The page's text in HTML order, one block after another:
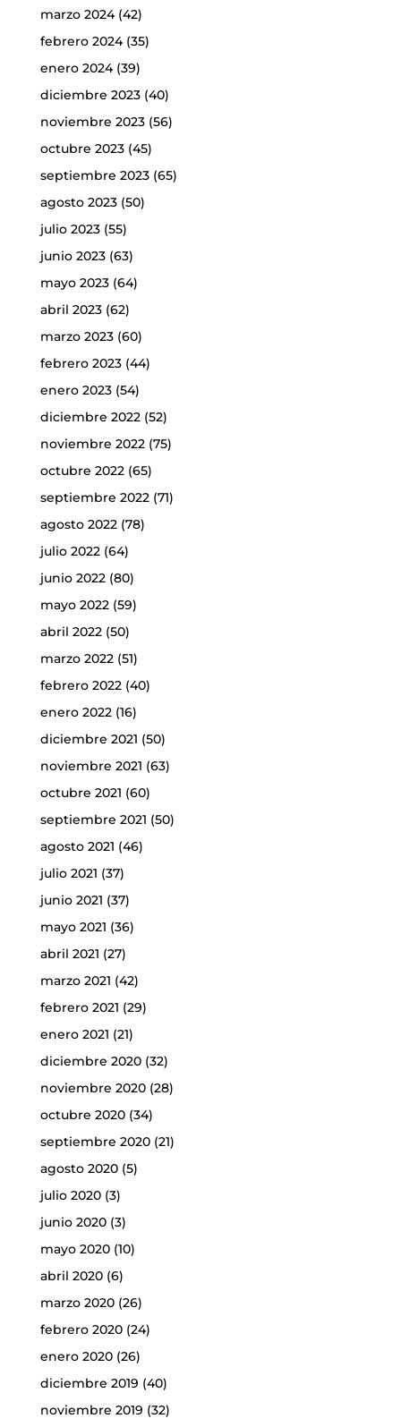
marzo 2024(42)
febrero 2024(35)
enero 2024(39)
diciembre 2023(40)
noviembre 2023(56)
octubre 2023(45)
septiembre 2023(65)
agosto 2023(50)
julio 2023(55)
junio 2023(63)
mayo 2023(64)
abril 2023(62)
marzo 2023(60)
febrero 2023(44)
enero 2023(54)
diciembre 2022(52)
noviembre 2022(75)
octubre 2022(65)
septiembre 2022(71)
agosto 2022(78)
julio 2022(64)
junio 2022(80)
mayo 2022(59)
abril 2022(50)
marzo 2022(51)
febrero 2022(40)
enero 2022(16)
diciembre 2021 (50)
noviembre 2021 (63)
octubre 2021 (60)
septiembre 2021 (50)
agosto 2021 (46)
julio 2021 (37)
junio 2021 (37)
mayo 2021 (36)
abril 2021 (27)
marzo 2021 (42)
febrero 2021 (29)
enero 2021 (21)
diciembre 2020(32)
noviembre 2020(28)
octubre 2020(34)
septiembre 2020(21)
agosto 2020(5)
julio 2020(3)
junio 2020(3)
mayo 2020(10)
abril 2020(6)
marzo 2020(26)
febrero 2020(24)
enero 2020(26)
diciembre 2019 (40)
noviembre 2019 (32)